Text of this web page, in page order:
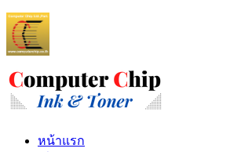
หน้าแรก